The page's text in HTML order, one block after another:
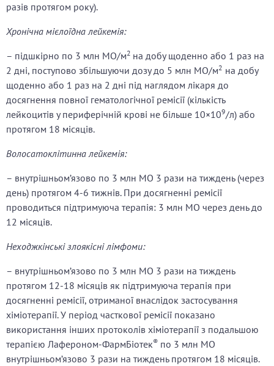
разів протягом року).
Хронічна мієлоїдна лейкемія:
– підшкірно по 3 млн МО/м2 на добу щоденно або 1 раз на
2 дні, поступово збільшуючи дозу до 5 млн МО/м2 на добу
щоденно або 1 раз на 2 дні під наглядом лікаря до
досягнення повної гематологічної ремісії (кількість
лейкоцитів у периферічній крові не більше 10×109/л) або
протягом 18 місяців.
Волосатоклітинна лейкемія:
– внутрішньом’язово по 3 млн МО 3 рази на тиждень (через
день) протягом 4-6 тижнів. При досягненні ремісії
проводиться підтримуюча терапія: 3 млн МО через день до
12 місяців.
Неходжкінські злоякісні лімфоми:
– внутрішньом’язово по 3 млн МО 3 рази на тиждень
протягом 12-18 місяців як підтримуюча терапія при
досягненні ремісії, отриманої внаслідок застосування
хіміотерапії. У період часткової ремісії показано
використання інших протоколів хіміотерапії з подальшою
терапією Лафероном-ФармБіотек® по 3 млн МО
внутрішньом’язово 3 рази на тиждень протягом 18 місяців.